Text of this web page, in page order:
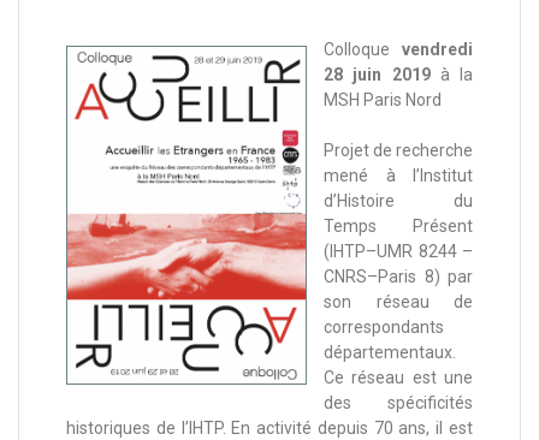
Colloque vendredi
28 juin 2019à la
MSH Paris Nord
Projet de recherche
mené à l’Institut
d’Histoire du
Temps Présent
(IHTP–UMR 8244 –
CNRS–Paris 8) par
son réseau de
correspondants
départementaux.
Ce réseau est une
des spécificités
historiques de l’IHTP. En activité depuis 70 ans, il est